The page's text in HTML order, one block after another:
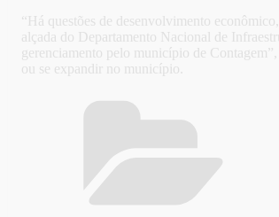
“Há questões de desenvolvimento
alçada do Departamento Nacional de
gerenciamento pelo município de
ou se expandir no município.